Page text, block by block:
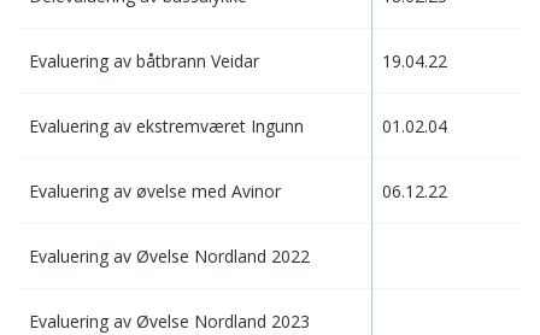
Evaluering av båtbrann Veidar 19.04.22
Evaluering av ekstremværet Ingunn 01.02.04
Evaluering av øvelse med Avinor 06.12.22
Evaluering av Øvelse Nordland 2022
Evaluering av Øvelse Nordland 2023